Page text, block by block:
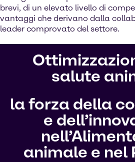
brevi, di un elevato livello di
vantaggi che derivano dalla
leader comprovato del settore.
salute
la forza della
e
animale e nel